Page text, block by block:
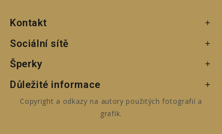
Kontakt 
Sociální sítě 
Šperky 
Důležité informace 
Copyright a odkazy na autory použitých fotografií a
grafik.